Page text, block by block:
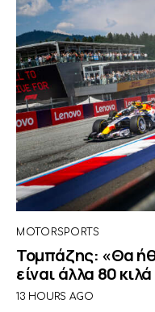
MOTORSPORTS
Τομπάζης: «Θα
είναι άλλα 80
13 HOURS AGO